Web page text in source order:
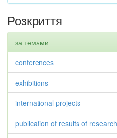
Розкриття
за темами
conferences
exhibitions
international projects
publication of results of research